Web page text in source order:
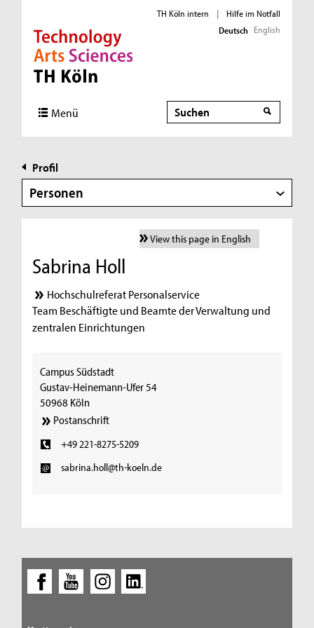
Direkt zur Hauptnavigation
Direkt zur Subnavigation
Direkt zum Inhalt
Direkt zum Fußbereich
TH Köln intern |
Hilfe im Notfall
Deutsch English
Menü Suche
Profil
Personen
View this page in English
Sabrina Holl
Hochschulreferat Personalservice
Team Beschäftigte und Beamte der Verwaltung und
zentralen Einrichtungen
Campus Südstadt
Gustav-Heinemann-Ufer 54
50968 Köln
Postanschrift
+49 221-8275-5209
sabrina.holl@th-koeln.de